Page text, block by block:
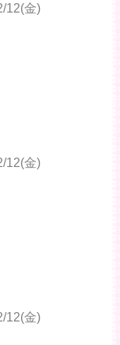
12(金)
12(金)
12(金)